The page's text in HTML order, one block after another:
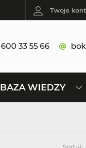
Twoje
600 33 55 66
BAZA WIEDZY
Sortuj: